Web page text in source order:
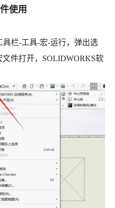
使用
具栏-工具-宏-运行，弹出选
件打开，SOLIDWORKS软